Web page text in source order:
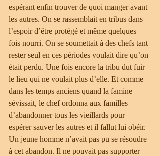
espérant enfin trouver de quoi manger avant
les autres. On se rassemblait en tribus dans
l’espoir d’être protégé et même quelques
fois nourri. On se soumettait à des chefs tant
rester seul en ces périodes voulait dire qu’on
était perdu. Une fois encore la tribu dut fuir
le lieu qui ne voulait plus d’elle. Et comme
dans les temps anciens quand la famine
sévissait, le chef ordonna aux familles
d’abandonner tous les vieillards pour
espérer sauver les autres et il fallut lui obéir.
Un jeune homme n’avait pas pu se résoudre
à cet abandon. Il ne pouvait pas supporter